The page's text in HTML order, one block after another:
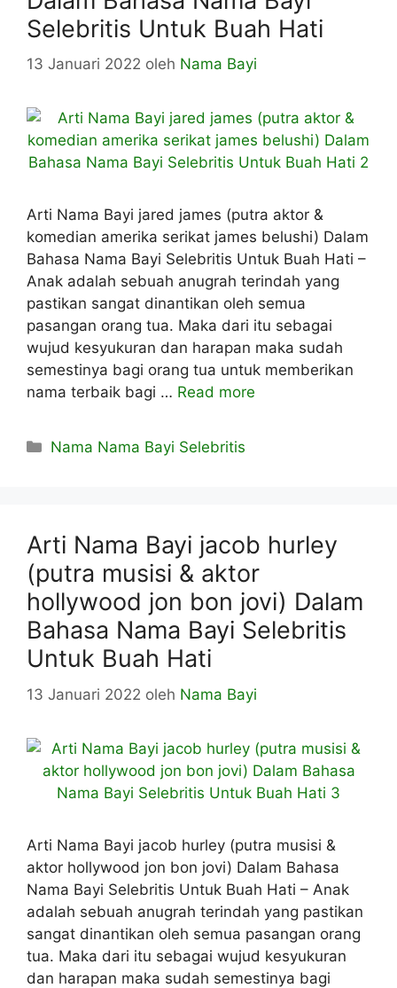
Selebritis Untuk Buah Hati
13 Januari 2022 oleh Nama Bayi
Arti Nama Bayi jared james (putra aktor &
komedian amerika serikat james belushi) Dalam
Bahasa Nama Bayi Selebritis Untuk Buah Hati –
Anak adalah sebuah anugrah terindah yang
pastikan sangat dinantikan oleh semua
pasangan orang tua. Maka dari itu sebagai
wujud kesyukuran dan harapan maka sudah
semestinya bagi orang tua untuk memberikan
nama terbaik bagi … Read more
Kategori
Nama Nama Bayi Selebritis
Arti Nama Bayi jacob hurley
(putra musisi & aktor
hollywood jon bon jovi) Dalam
Bahasa Nama Bayi Selebritis
Untuk Buah Hati
13 Januari 2022 oleh Nama Bayi
Arti Nama Bayi jacob hurley (putra musisi &
aktor hollywood jon bon jovi) Dalam Bahasa
Nama Bayi Selebritis Untuk Buah Hati – Anak
adalah sebuah anugrah terindah yang pastikan
sangat dinantikan oleh semua pasangan orang
tua. Maka dari itu sebagai wujud kesyukuran
dan harapan maka sudah semestinya bagi